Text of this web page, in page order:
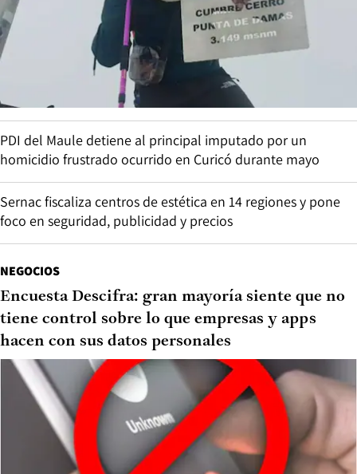
PDI del Maule detiene al principal imputado por un
homicidio frustrado ocurrido en Curicó durante mayo
Sernac fiscaliza centros de estética en 14 regiones y pone
foco en seguridad, publicidad y precios
NEGOCIOS
Encuesta Descifra: gran mayoría siente que no
tiene control sobre lo que empresas y apps
hacen con sus datos personales